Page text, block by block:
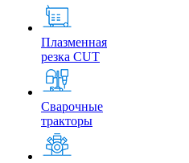
Плазменная
резка CUT
Сварочные
тракторы